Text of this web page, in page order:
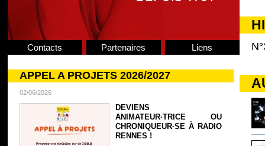
Contacts Partenaires Liens
APPEL A PROJETS 2026/2027
02/06/2026
DEVIENS
ANIMATEUR·TRICE OU
CHRONIQUEUR·SE À RADIO
RENNES !